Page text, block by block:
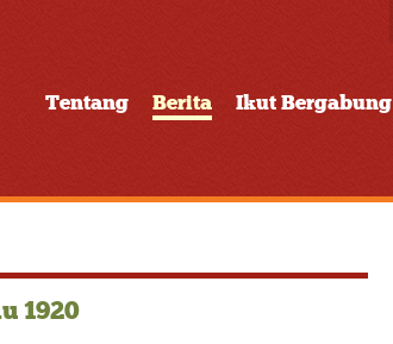
Tentang Berita Ikut Bergabung
1920